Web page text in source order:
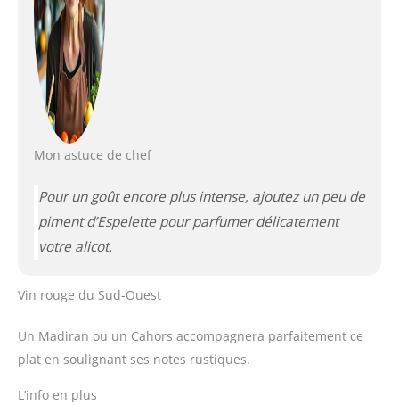
Mon astuce de chef
Pour un goût encore plus intense, ajoutez un peu de
piment d’Espelette pour parfumer délicatement
votre alicot.
Vin rouge du Sud-Ouest
Un Madiran ou un Cahors accompagnera parfaitement ce
plat en soulignant ses notes rustiques.
L’info en plus